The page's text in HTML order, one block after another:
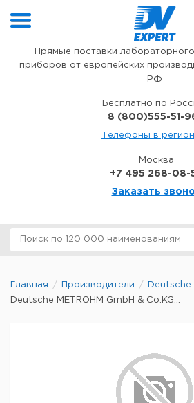
Прямые поставки
приборов от европейских
РФ
Бесплатно по
8 (800)555-51-
Телефоны в
Москва
+7 495 268-08-
Заказать
Главная Производители
Deutsche
Deutsche METROHM GmbH & Co.KG...